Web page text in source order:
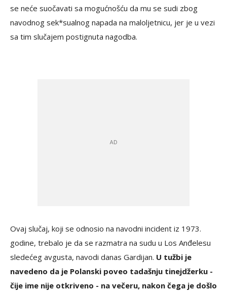
se neće suočavati sa mogućnošću da mu se sudi zbog
navodnog sek*sualnog napada na maloljetnicu, jer je u vezi
sa tim slučajem postignuta nagodba.
Ovaj slučaj, koji se odnosio na navodni incident iz 1973.
godine, trebalo je da se razmatra na sudu u Los Anđelesu
sledećeg avgusta, navodi danas Gardijan. U tužbi je
navedeno da je Polanski poveo tadašnju tinejdžerku -
čije ime nije otkriveno - na večeru, nakon čega je došlo